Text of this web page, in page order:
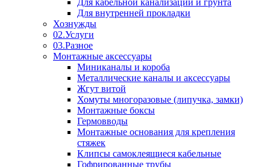
Для кабельной канализации и грунта
Для внутренней прокладки
Хознужды
02.Услуги
03.Разное
Монтажные аксессуары
Миниканалы и короба
Металлические каналы и аксессуары
Жгут витой
Хомуты многоразовые (липучка, замки)
Монтажные боксы
Гермовводы
Монтажные основания для крепления
стяжек
Клипсы самоклеящиеся кабельные
Гофрированные трубы